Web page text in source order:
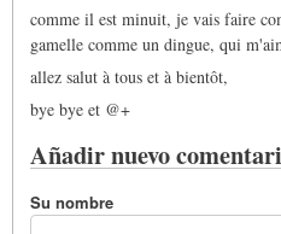
comme il est minuit, je vais faire
gamelle comme un dingue, qui
allez salut à tous et à bientôt,
bye bye et @+
Añadir nuevo
Su nombre